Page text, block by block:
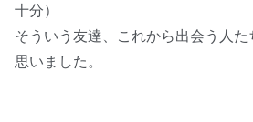
十分）
そういう友達、これから出会う人た
思いました。